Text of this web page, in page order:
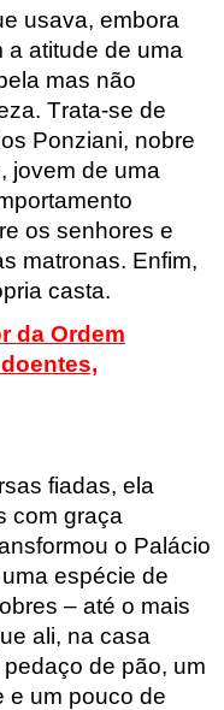
usava, embora
a atitude de uma
mas não
Trata-se de
Ponziani, nobre
jovem de uma
os senhores e
matronas. Enfim,
casta.
da Ordem
fiadas, ela
com graça
o Palácio
espécie de
– até o mais
ali, na casa
de pão, um
e um pouco de